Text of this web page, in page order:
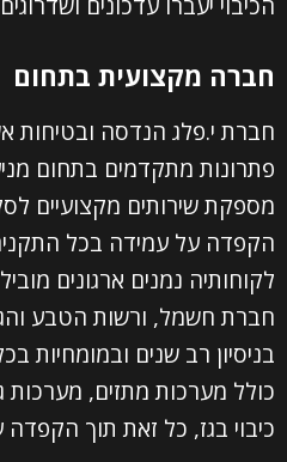
חברה מקצועית בתחום
חברת י.פלג הנדסה
פתרונות מתקדמים בתחום
מספקת שירותים מקצועיים
הקפדה על עמידה בכל
לקוחותיה נמנים ארגונים
חברת חשמל, ורשות הטבע
בניסיון רב שנים ובמומחיות
כולל מערכות מתזים, מערכות
כיבוי בגז, כל זאת תוך הקפדה
הטלפון שלך (חובה)
נושא
ההודעה שלך